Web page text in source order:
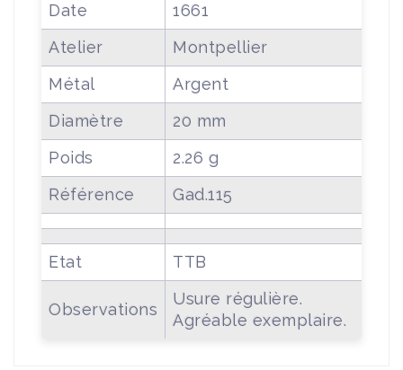
Date
1661
Atelier
Montpellier
Métal
Argent
Diamètre
20 mm
Poids
2.26 g
Référence
Gad.115
Etat TTB
Observations
Usure régulière.
Agréable exemplaire.